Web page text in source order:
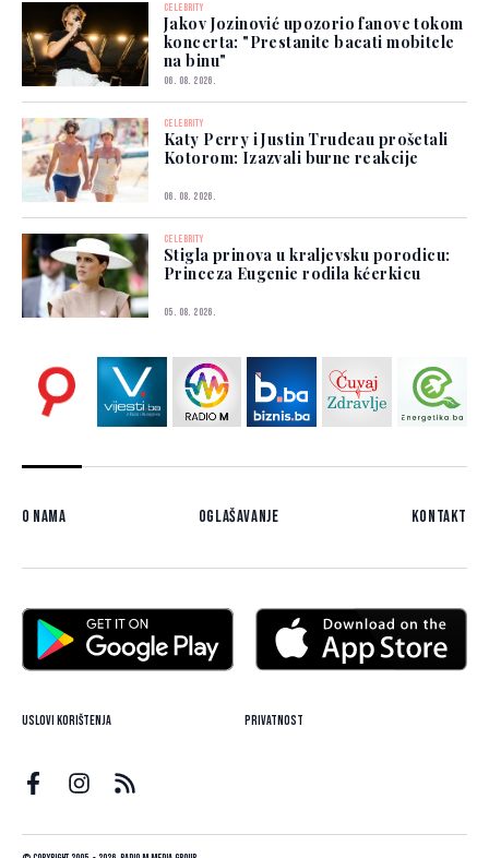
CELEBRITY
Jakov Jozinović upozorio fanove tokom
koncerta: "Prestanite bacati mobitele
na binu"
06. 08. 2026.
CELEBRITY
Katy Perry i Justin Trudeau prošetali
Kotorom: Izazvali burne reakcije
06. 08. 2026.
CELEBRITY
Stigla prinova u kraljevsku porodicu:
Princeza Eugenie rodila kćerkicu
05. 08. 2026.
O nama Oglašavanje Kontakt
Uslovi korištenja Privatnost